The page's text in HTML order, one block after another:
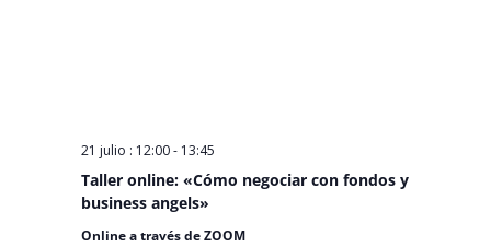
Taller online: «Cómo negociar con fondos y
business angels»
21 julio : 12:00- 13:45
Online a través de ZOOM